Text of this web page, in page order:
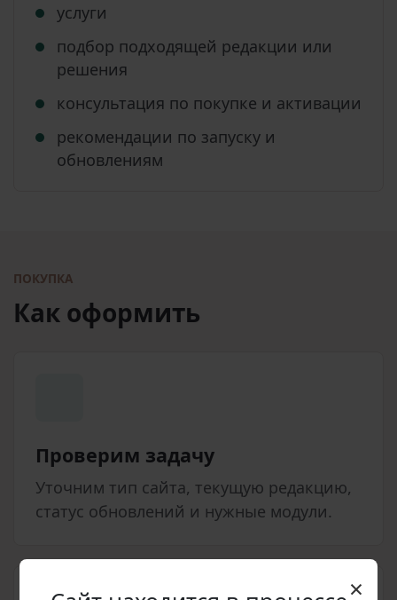
услуги
подбор подходящей редакции или
решения
консультация по покупке и активации
рекомендации по запуску и
обновлениям
ПОКУПКА
Как оформить
Проверим задачу
Уточним тип сайта, текущую редакцию,
статус обновлений и нужные модули.
×